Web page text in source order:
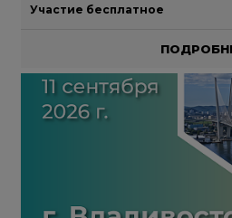
Участие бесплатное